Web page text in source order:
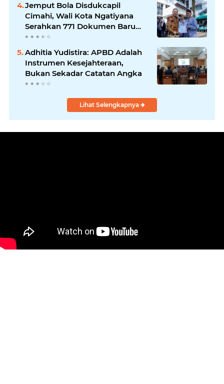
Jemput Bola Disdukcapil
Cimahi, Wali Kota Ngatiyana
Serahkan 771 Dokumen Baru
untuk Warga Terdampak Ganti
Nama Jalan
Adhitia Yudistira: APBD Adalah
Instrumen Kesejahteraan,
Bukan Sekadar Catatan Angka
Lihat Selengkapnya